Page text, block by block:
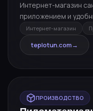
Интернет-магазин
приложением и
Интернет-магазин
teplotun.com→
ПРОИЗВОДСТВО